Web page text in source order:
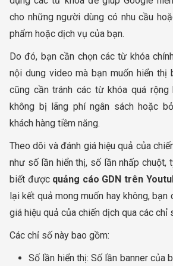
cho những người dùng có nhu cầu
phẩm hoặc dịch vụ của bạn.
Do đó, bạn cần chọn các từ khóa
nội dung video mà bạn muốn hiển thị
cũng cần tránh các từ khóa quá
không bị lãng phí ngân sách hoặc
khách hàng tiềm năng.
Theo dõi và đánh giá hiệu quả của
như số lần hiển thị, số lần nhấp chuột,
biết được quảng cáo GDN trên
lại kết quả mong muốn hay không,
giá hiệu quả của chiến dịch qua các chỉ
Các chỉ số này bao gồm:
Số lần hiển thị: Số lần banner của